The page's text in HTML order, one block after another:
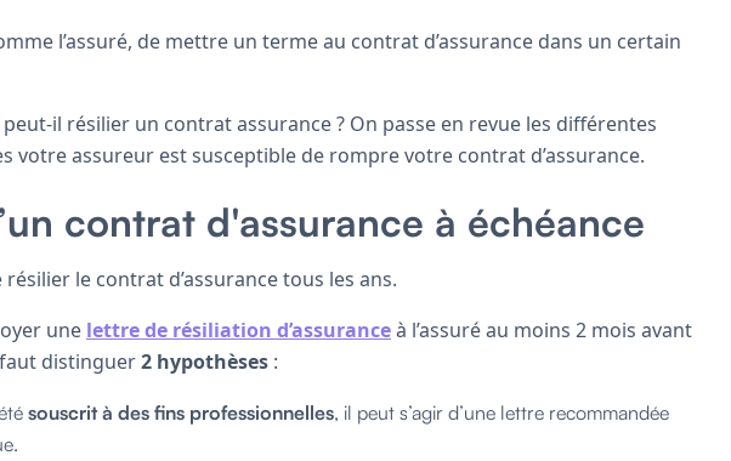
l’assuré, de mettre un terme au contrat d’assurance dans un certain
peut-il résilier un contrat assurance ? On passe en revue les différentes
votre assureur est susceptible de rompre votre contrat d’assurance.
contrat d'assurance à échéance
résilier le contrat d’assurance tous les ans.
une lettre de résiliation d’assuranceà l’assuré au moins 2 mois avant
distinguer2 hypothèses :
souscrit à des fins professionnelles, il peut s’agir d’une lettre recommandée